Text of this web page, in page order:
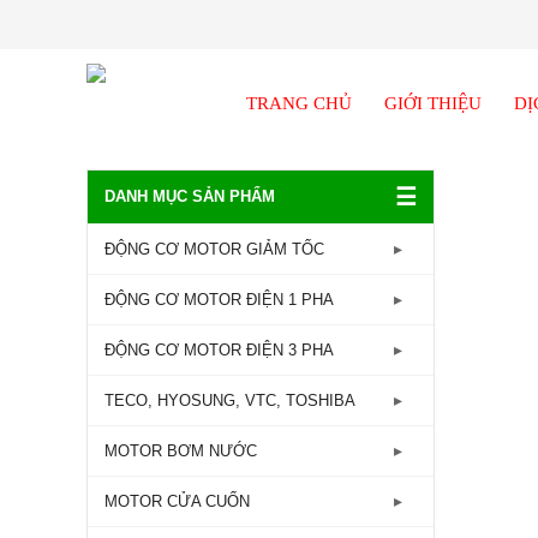
TRANG CHỦ GIỚI THIỆU
DANH MỤC SẢN PHẨM ☰
ĐỘNG CƠ MOTOR GIẢM TỐC
GIẢM TỐC TRỤC LIỀN
GIẢM TỐC ĐẦU TRÒN
GIẢM TỐC ĐẦU VUÔNG
GIẢM TỐC CỐT ÂM
ĐỘNG CƠ MOTOR ĐIỆN 1 PHA
Động Cơ Motor Điện 1 Pha -
2800RPM
ĐỘNG CƠ MOTOR ĐIỆN 3 PHA
Động Cơ Motor Điện 3 Pha - 960RPM
Động Cơ Motor Điện 3 Pha -
TECO, HYOSUNG, VTC, TOSHIBA
MOTOR TECO
MOTOR HYOSUNG
MOTOR BƠM NƯỚC
Máy bơm lưu lượng
MOTOR CỬA CUỐN